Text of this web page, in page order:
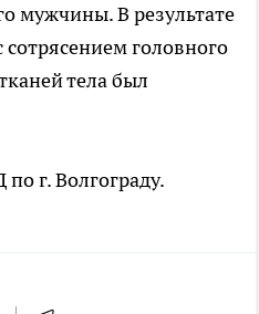
мужчины. В результате
головного
тела был
г. Волгограду.